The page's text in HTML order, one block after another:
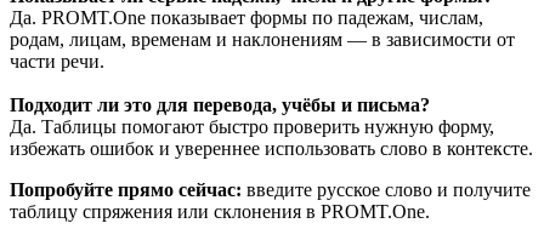
Да. PROMT.One показывает формы по падежам, числам,
родам, лицам, временам и наклонениям — в зависимости от
части речи.
Подходит ли это для перевода, учёбы и письма?
Да. Таблицы помогают быстро проверить нужную форму,
избежать ошибок и увереннее использовать слово в контексте.
Попробуйте прямо сейчас: введите русское слово и получите
таблицу спряжения или склонения в PROMT.One.